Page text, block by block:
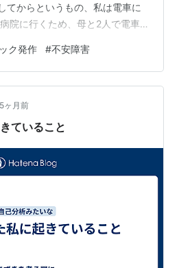
てからというもの、私は電車に
院に行くため、母と2人で電車
ことが日常的になっていた。 駅
母に支えられる形で自動販売機
吸になったまま、頭を抱えた。
、息ができない。 「ああ」 口か
狂いそうだった。 苦しい。 「何
ク発作 #不安障害
5ヶ月前
ていること